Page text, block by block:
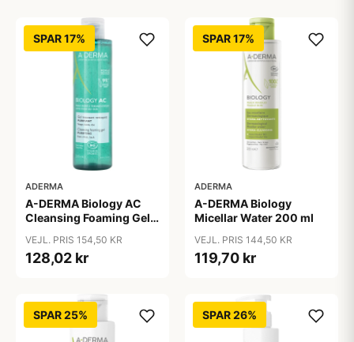
SPAR 17%
ADERMA
A-DERMA Biology AC
Cleansing Foaming Gel
VEJL. PRIS 154,50 KR
128,02 kr
SPAR 17%
ADERMA
A-DERMA Biology
Micellar Water 200 ml
VEJL. PRIS 144,50 KR
119,70 kr
SPAR 25% SPAR 26%